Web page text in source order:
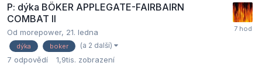
P: dýka BÖKER APPLEGATE-FAIRBAIRN
COMBAT II
Od morepower, 21. ledna
dýka boker (a 2 další)
7 odpovědí 1,9tis. zobrazení